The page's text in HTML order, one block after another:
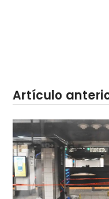
Artículo